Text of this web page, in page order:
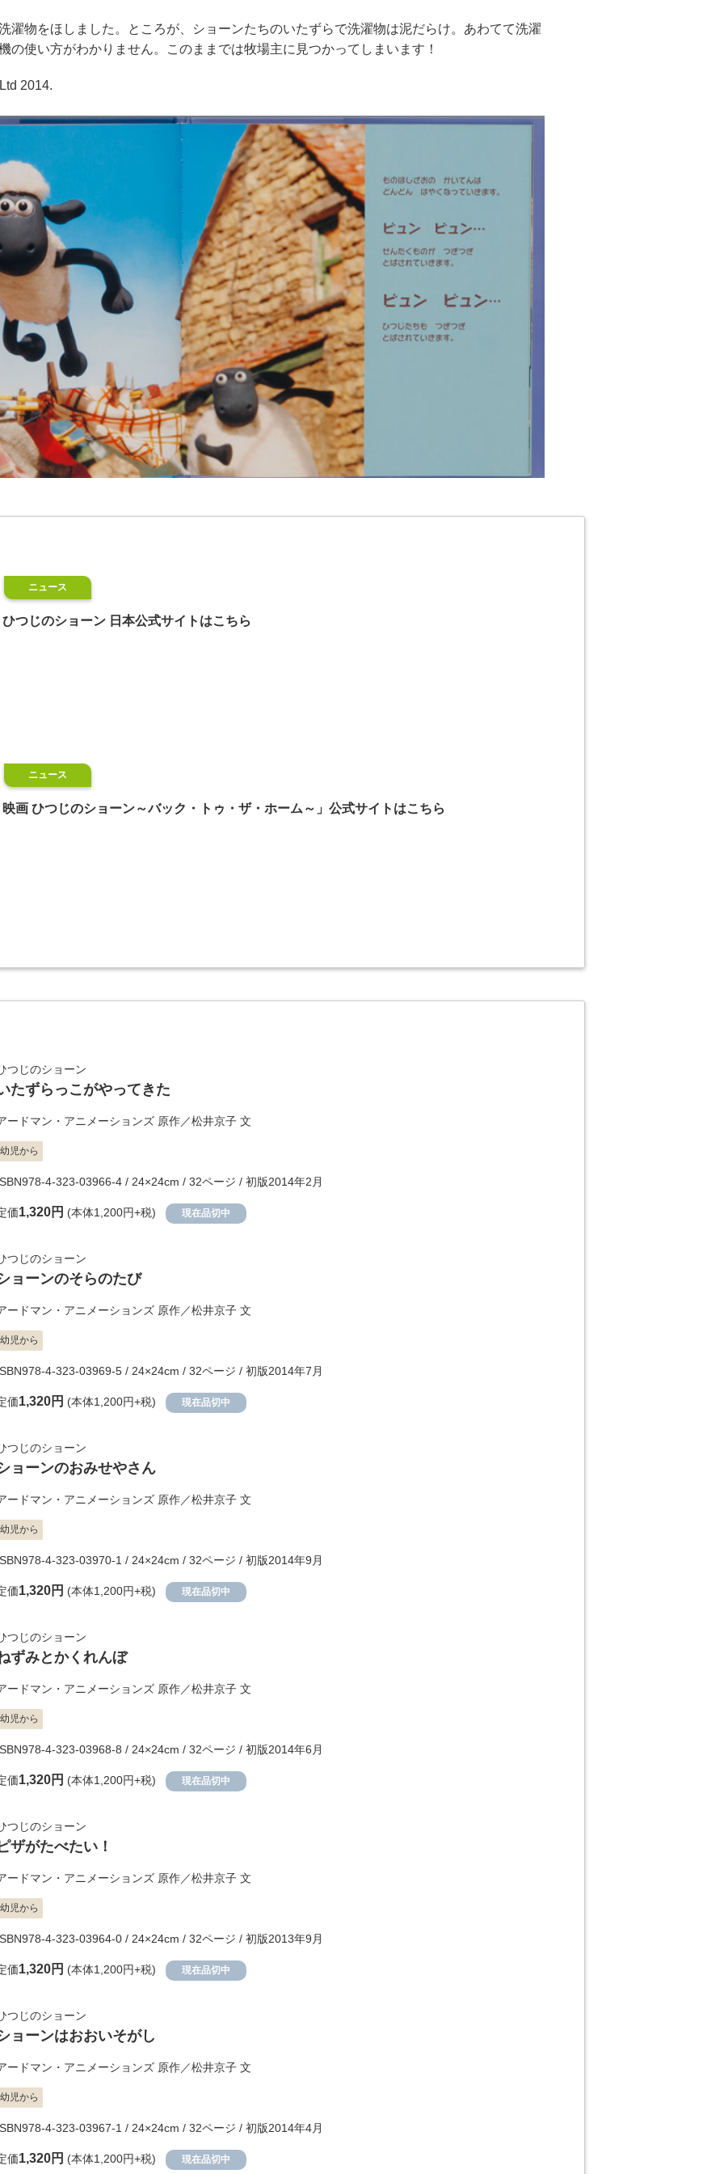
濯物をほしました。ところが、ショーンたちのいたずらで洗濯物は泥だらけ。あわてて洗濯
の使い方がわかりません。このままでは牧場主に見つかってしまいます！
2014.
ニュース
ひつじのショーン 日本公式サイトはこちら
ニュース
映画 ひつじのショーン～バック・トゥ・ザ・ホーム～」公式サイトはこちら
つじのショーン
たずらっこがやってきた
ードマン・アニメーションズ 原作／松井京子 文
幼児から
4-323-03966-4 / 24×24cm / 32ページ / 初版2014年2月
価1,320円 (本体1,200円+税) 現在品切中
つじのショーン
ョーンのそらのたび
ードマン・アニメーションズ 原作／松井京子 文
幼児から
4-323-03969-5 / 24×24cm / 32ページ / 初版2014年7月
価1,320円 (本体1,200円+税) 現在品切中
つじのショーン
ョーンのおみせやさん
ードマン・アニメーションズ 原作／松井京子 文
幼児から
4-323-03970-1 / 24×24cm / 32ページ / 初版2014年9月
価1,320円 (本体1,200円+税) 現在品切中
つじのショーン
ずみとかくれんぼ
ードマン・アニメーションズ 原作／松井京子 文
幼児から
4-323-03968-8 / 24×24cm / 32ページ / 初版2014年6月
価1,320円 (本体1,200円+税) 現在品切中
つじのショーン
ザがたべたい！
ードマン・アニメーションズ 原作／松井京子 文
幼児から
4-323-03964-0 / 24×24cm / 32ページ / 初版2013年9月
価1,320円 (本体1,200円+税) 現在品切中
つじのショーン
ョーンはおおいそがし
ードマン・アニメーションズ 原作／松井京子 文
幼児から
4-323-03967-1 / 24×24cm / 32ページ / 初版2014年4月
価1,320円 (本体1,200円+税) 現在品切中